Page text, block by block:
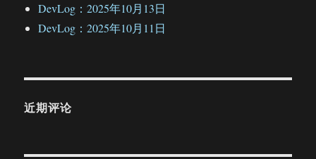
DevLog：2025年10月13日
DevLog：2025年10月11日
近期评论